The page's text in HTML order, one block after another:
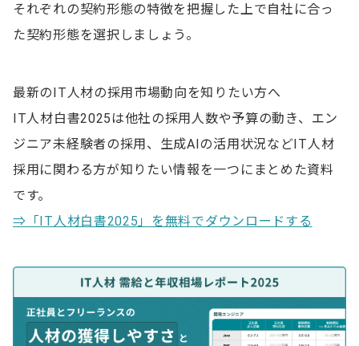
それぞれの契約形態の特徴を把握した上で自社に合っ
た契約形態を選択しましょう。
最新のIT人材の採用市場動向を知りたい方へ
IT人材白書2025は他社の採用人数や予算の動き、エン
ジニア未経験者の採用、生成AIの活用状況などIT人材
採用に関わる方が知りたい情報を一つにまとめた資料
です。
⇒「IT人材白書2025」を無料でダウンロードする